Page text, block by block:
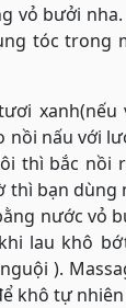
vỏ bưởi
tóc trong
nồi nấu với
thì bắc nồi
thì bạn dùng
nước vỏ
lau khô
).
khô tự nhiên